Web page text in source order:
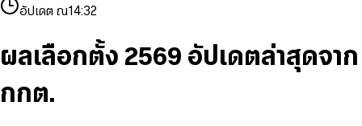
9 9
5
7
8
993
5
6
8
9
84
6
7
9
3
5
6
8
9
7
9
อัปเดต ณ14:32
ผลเลือกตั้ง 2569 อัปเดตล่าสุดจาก
กกต.